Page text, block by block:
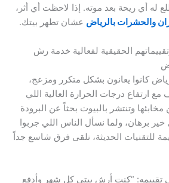
له أي ريحة بعد موته. إذا لاحظت أي أثر،
والحشرات بالرياض عشان تطهر بيتك.
الحقيقية لفعالية خدمة رش
كانوا يعانون بشكل متكرر ومزعج،
درجات الحرارة العالية اللي
وتنتشر بالبيوت بحثاً عن البرودة
خير برهان، ولما نسأل الناس اللي جربوا
للتقنيات الحديثة، نلقى فرق شاسع جداً
تقييمه: “كنت أرش بيتي كل شهر وأدفع